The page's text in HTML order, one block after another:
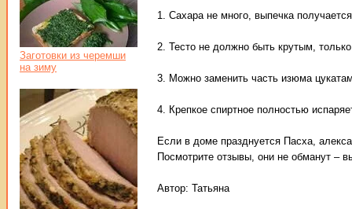
1. Сахара не много, выпечка
2. Тесто не должно быть крутым,
3. Можно заменить часть изюма
4. Крепкое спиртное полностью
Если в доме празднуется Пасха,
Посмотрите отзывы, они не обманут –
Автор: Татьяна
Заготовки из черемши
на зиму